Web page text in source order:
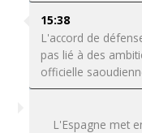
15:38
L'accord de
pas lié à des
officielle
L'Espagne met